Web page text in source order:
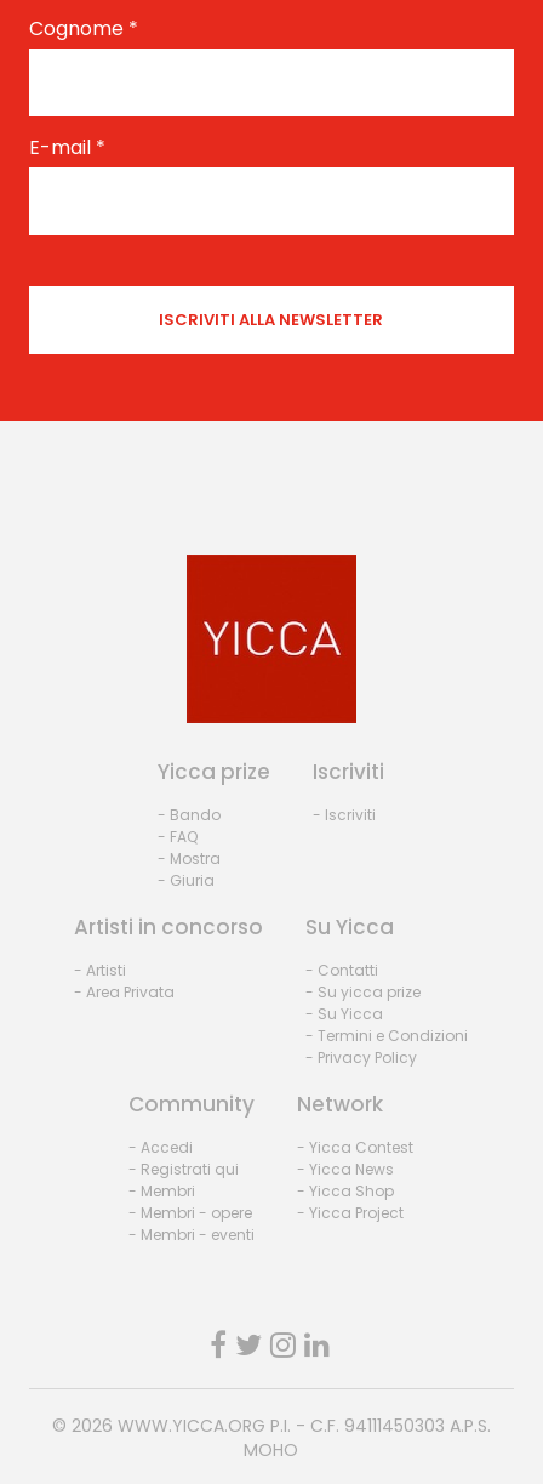
Cognome *
E-mail *
Yicca prize
- Bando
- FAQ
- Mostra
- Giuria
Iscriviti
- Iscriviti
Artisti in concorso
- Artisti
- Area Privata
Su Yicca
- Contatti
- Su yicca prize
- Su Yicca
- Termini e Condizioni
- Privacy Policy
Community
- Accedi
- Registrati qui
- Membri
- Membri - opere
- Membri - eventi
Network
- Yicca Contest
- Yicca News
- Yicca Shop
- Yicca Project
© 2026 WWW.YICCA.ORG P.I. - C.F. 94111450303 A.P.S.
MOHO